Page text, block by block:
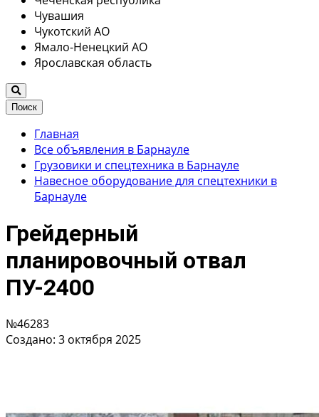
Чувашия
Чукотский АО
Ямало-Ненецкий АО
Ярославская область
Поиск
Главная
Все объявления в Барнауле
Грузовики и спецтехника в Барнауле
Навесное оборудование для спецтехники в
Барнауле
Грейдерный
планировочный отвал
ПУ-2400
№46283
Создано: 3 октября 2025